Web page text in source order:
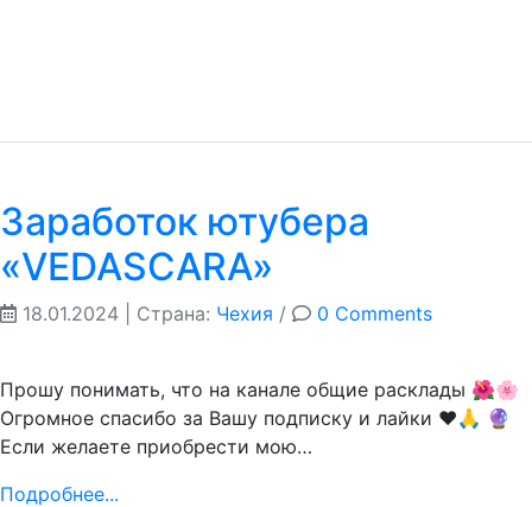
Заработок ютубера
«VEDASCARA»
18.01.2024 | Страна: Чехия / 0 Comments
Прошу понимать, что на канале общие расклады 🌺🌸
Огромное спасибо за Вашу подписку и лайки ❤️🙏 🔮
Если желаете приобрести мою…
Подробнее...